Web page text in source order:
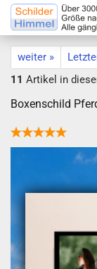
weiter »
11 Artikel in
Boxenschild